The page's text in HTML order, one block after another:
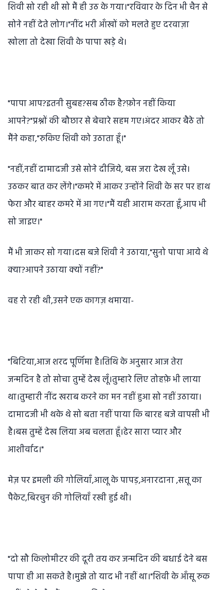
शिवी सो रही थी सो मैं ही उठ के गया।"रविवार के दिन भी चैन से
सोने नहीं देते लोग।"नींद भरी आँखों को मलते हुए दरवाज़ा
खोला तो देखा शिवी के पापा खड़े थे।
"पापा आप?इतनी सुबह?सब ठीक है?फ़ोन नहीं किया
आपने?"प्रश्नों की बौछार से बेचारे सहम गए।अंदर आकर बैठे तो
मैंने कहा,"रुकिए शिवी को उठाता हूँ।"
"नहीं,नहीं दामादजी उसे सोने दीजिये, बस जरा देख लूँ उसे।
उठकर बात कर लेंगे।"कमरे में आकर उन्होंने शिवी के सर पर हाथ
फेरा और बाहर कमरे में आ गए।"मैं यही आराम करता हूँ,आप भी
सो जाइए।"
मैं भी जाकर सो गया।दस बजे शिवी ने उठाया,"सुनो पापा आये थे
क्या?आपने उठाया क्यों नहीं?"
वह रो रही थी,उसने एक कागज़ थमाया-
"बिटिया,आज शरद पूर्णिमा है।तिथि के अनुसार आज तेरा
जन्मदिन है तो सोचा तुम्हें देख लूँ।तुम्हारे लिए तोहफ़े भी लाया
था।तुम्हारी नींद खराब करने का मन नहीं हुआ सो नहीं उठाया।
दामादजी भी थके थे सो बता नहीं पाया कि बारह बजे वापसी भी
है।बस तुम्हें देख लिया अब चलता हूँ।ढेर सारा प्यार और
आशीर्वाद।"
मेज़ पर इमली की गोलियाँ,आलू के पापड़,अनारदाना ,सत्तू का
पैकेट,बिरचुन की गोलियाँ रखी हुई थी।
"दो सौ किलोमीटर की दूरी तय कर जन्मदिन की बधाई देने बस
पापा ही आ सकते है।मुझे तो याद भी नहीं था।"शिवी के आँसू रुक